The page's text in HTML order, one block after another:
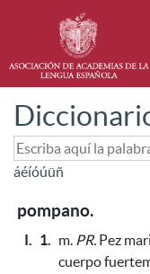
áéíóúüñ
pompano.
I. 1. m. PR. Pez
cuerpo